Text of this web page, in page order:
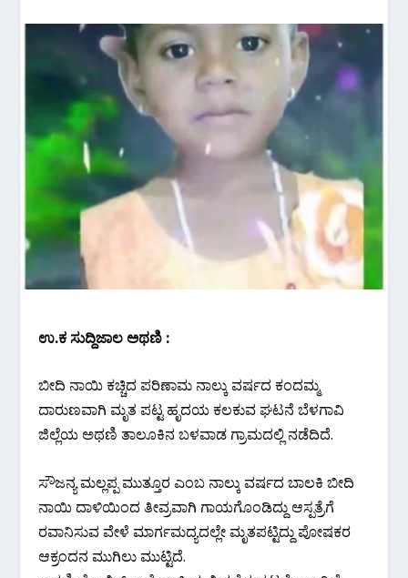
ಉ.ಕ ಸುದ್ದಿಜಾಲ ಅಥಣಿ :
ಬೀದಿ ನಾಯಿ ಕಚ್ಚಿದ ಪರಿಣಾಮ ನಾಲ್ಕು ವರ್ಷದ ಕಂದಮ್ಮ
ದಾರುಣವಾಗಿ ಮೃತ ಪಟ್ಟ ಹೃದಯ ಕಲಕುವ ಘಟನೆ ಬೆಳಗಾವಿ
ಜಿಲ್ಲೆಯ ಅಥಣಿ ತಾಲೂಕಿನ ಬಳವಾಡ ಗ್ರಾಮದಲ್ಲಿ ನಡೆದಿದೆ.
ಸೌಜನ್ಯ ಮಲ್ಲಪ್ಪ ಮುತ್ತೂರ ಎಂಬ ನಾಲ್ಕು ವರ್ಷದ ಬಾಲಕಿ ಬೀದಿ
ನಾಯಿ ದಾಳಿಯಿಂದ ತೀವ್ರವಾಗಿ ಗಾಯಗೊಂಡಿದ್ದು ಆಸ್ಪತ್ರೆಗೆ
ರವಾನಿಸುವ ವೇಳೆ ಮಾರ್ಗಮದ್ಯದಲ್ಲೇ ಮೃತಪಟ್ಟಿದ್ದು ಪೋಷಕರ
ಆಕ್ರಂದನ ಮುಗಿಲು ಮುಟ್ಟಿದೆ.